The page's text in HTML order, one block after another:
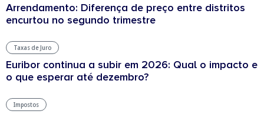
Arrendamento: Diferença de preço entre distritos
encurtou no segundo trimestre
Taxas de Juro
Euribor continua a subir em 2026: Qual o impacto e
o que esperar até dezembro?
Impostos